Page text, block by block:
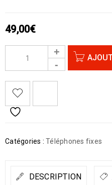
49,00€
Catégories : Téléphones fixes
DESCRIPTION